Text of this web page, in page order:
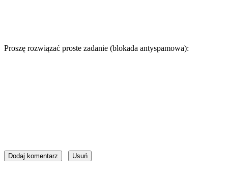
Proszę rozwiązać proste zadanie (blokada antyspamowa):